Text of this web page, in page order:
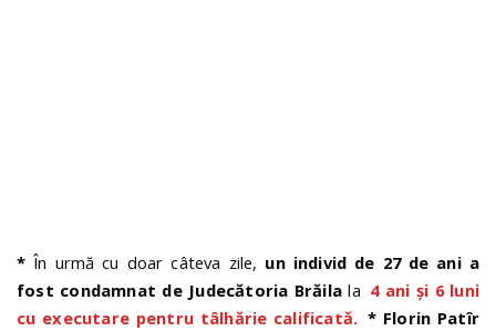
* În urmă cu doar câteva zile, un individ de 27 de ani a
fost condamnat de Judecătoria Brăila la 4 ani și 6 luni
cu executare pentru tâlhărie calificată. * Florin Patîr